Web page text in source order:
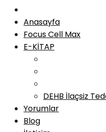
Anasayfa
Focus Cell Max
E-KİTAP
DEHB İlaçsiz
Yorumlar
Blog